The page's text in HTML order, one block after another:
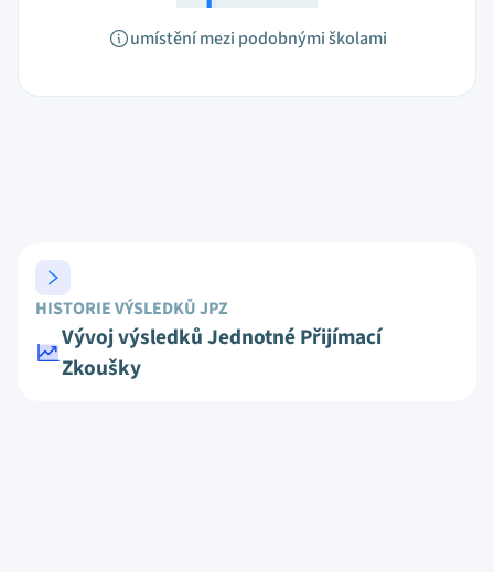
umístění mezi podobnými školami
HISTORIE VÝSLEDKŮ JPZ
Vývoj výsledků Jednotné Přijímací
Zkoušky